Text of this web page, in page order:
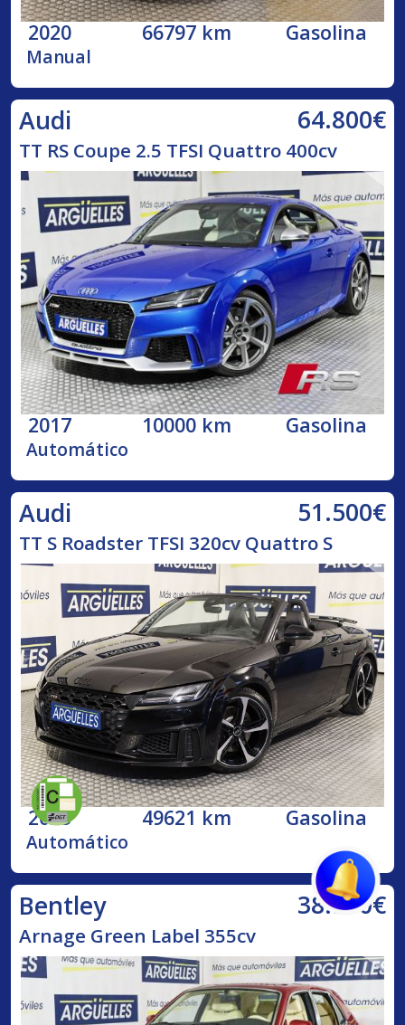
2020 66797 km Gasolina
Manual
Audi 64.800€
TT RS Coupe 2.5 TFSI Quattro 400cv
2017 10000 km Gasolina
Automático
Audi 51.500€
TT S Roadster TFSI 320cv Quattro S
2023 49621 km Gasolina
Automático
Bentley 38.500€
Arnage Green Label 355cv